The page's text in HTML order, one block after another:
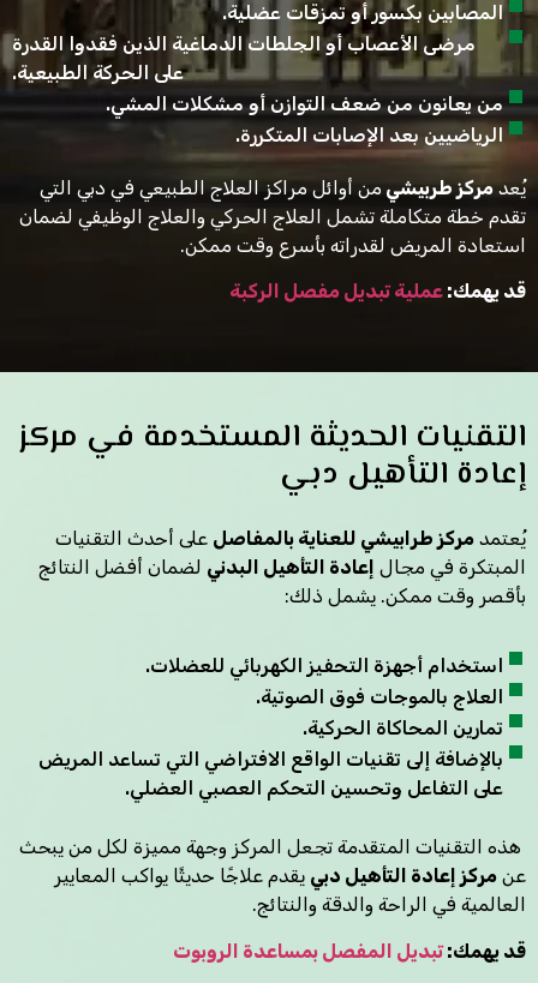
المصابين بكسور أو تمزقات عضلية.
مرضى الأعصاب أو الجلطات الدماغية الذين فقدوا القدرة
على الحركة الطبيعية.
من يعانون من ضعف التوازن أو مشكلات المشي.
الرياضيين بعد الإصابات المتكررة.
يُعدمركز طربيشي من أوائل مراكز العلاج الطبيعي في دبي التي
تقدم خطة متكاملة تشمل العلاج الحركي والعلاج الوظيفي لضمان
استعادة المريض لقدراته بأسرع وقت ممكن.
قد يهمك: عملية تبديل مفصل الركبة
التقنيات الحديثة المستخدمة في مركز
إعادة التأهيل دبي
يُعتمد مركز طرابيشي للعناية بالمفاصل على أحدث التقنيات
المبتكرة في مجال إعادة التأهيل البدني لضمان أفضل النتائج
بأقصر وقت ممكن. يشمل ذلك:
استخدام أجهزة التحفيز الكهربائي للعضلات.
العلاج بالموجات فوق الصوتية.
تمارين المحاكاة الحركية.
بالإضافة إلى تقنيات الواقع الافتراضي التي تساعد المريض
على التفاعل وتحسين التحكم العصبي العضلي.
هذه التقنيات المتقدمة تجعل المركز وجهة مميزة لكل من يبحث
عن مركز إعادة التأهيل دبي يقدم علاجًا حديثًا يواكب المعايير
العالمية في الراحة والدقة والنتائج.
قد يهمك:تبديل المفصل بمساعدة الروبوت